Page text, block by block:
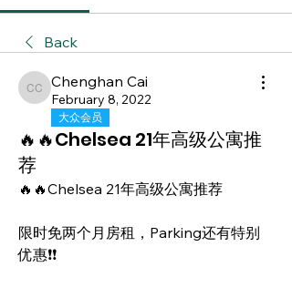
Back
Chenghan Cai
Chenghan Cai
February 8, 2022
大众会员
🔥🔥Chelsea 21年高级公寓推
荐
🔥🔥Chelsea 21年高级公寓推荐
限时免两个月房租，Parking还有特别
优惠❗❗